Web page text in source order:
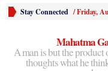
Stay Connected /Friday,
Mahatma
A man is but the product
thoughts what he